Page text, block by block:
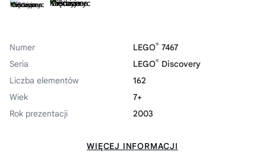
Numer LEGO® 7467
Seria
LEGO® Discovery
Liczba elementów
162
Wiek
7+
Rok prezentacji
2003
WIĘCEJ INFORMACJI